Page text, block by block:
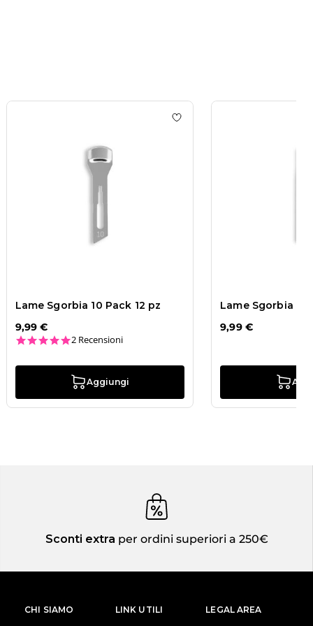
wishlist Lame Sgorbia 4 Pack 12 pzAdd to wishlist
Lame Sgorbia 10 Pack 12 pz
9,99 €
5.0 star rating
2 Recensioni
Aggiungi
Lame Sgorbia 5
9,99 €
Sconti extra per ordini superiori a 250€
CHI SIAMO LINK UTILI LEGAL AREA